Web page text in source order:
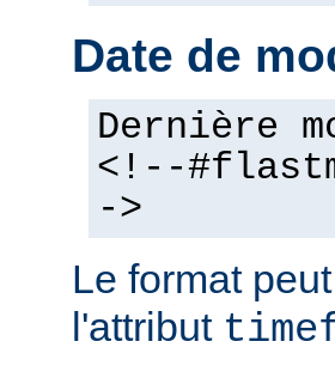
Date de
Dernière
<!--
->
Le format
l'attribut